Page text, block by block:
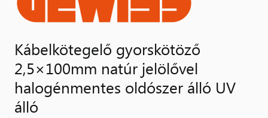
Kábelkötegelő gyorskötöző
2,5×100mm natúr jelölővel
halogénmentes oldószer álló UV
álló